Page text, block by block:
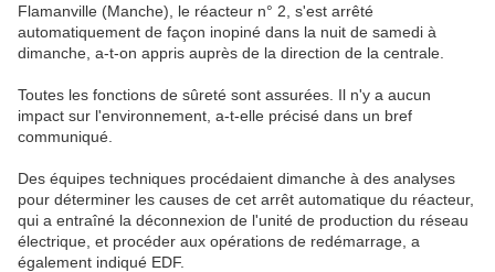
Flamanville (Manche), le réacteur n° 2, s'est arrêté
automatiquement de façon inopiné dans la nuit de samedi à
dimanche, a-t-on appris auprès de la direction de la centrale.
Toutes les fonctions de sûreté sont assurées. Il n'y a aucun
impact sur l'environnement, a-t-elle précisé dans un bref
communiqué.
Des équipes techniques procédaient dimanche à des analyses
pour déterminer les causes de cet arrêt automatique du réacteur,
qui a entraîné la déconnexion de l'unité de production du réseau
électrique, et procéder aux opérations de redémarrage, a
également indiqué EDF.